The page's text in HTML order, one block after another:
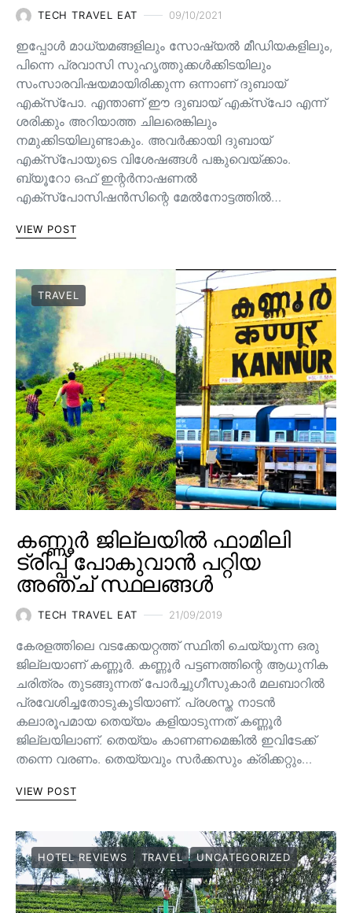
TECH TRAVEL EAT 09/10/2021
ഇപ്പോൾ മാധ്യമങ്ങളിലും സോഷ്യൽ മീഡിയകളിലും,
പിന്നെ പ്രവാസി സുഹൃത്തുക്കൾക്കിടയിലും
സംസാരവിഷയമായിരിക്കുന്ന ഒന്നാണ് ദുബായ്
എക്സ്പോ. എന്താണ് ഈ ദുബായ് എക്സ്പോ എന്ന്
ശരിക്കും അറിയാത്ത ചിലരെങ്കിലും
നമുക്കിടയിലുണ്ടാകും. അവർക്കായി ദുബായ്
എക്സ്പോയുടെ വിശേഷങ്ങൾ പങ്കുവെയ്ക്കാം.
ബ്യൂറോ ഒഫ് ഇന്റർനാഷണൽ
എക്സ്പോസിഷൻസിന്റെ മേൽനോട്ടത്തിൽ…
VIEW POST
TRAVEL
കണ്ണൂർ ജില്ലയിൽ ഫാമിലി
ട്രിപ്പ് പോകുവാൻ പറ്റിയ
അഞ്ച് സ്ഥലങ്ങൾ
TECH TRAVEL EAT 21/09/2019
കേരളത്തിലെ വടക്കേയറ്റത്ത് സ്ഥിതി ചെയ്യുന്ന ഒരു
ജില്ലയാണ് കണ്ണൂർ. കണ്ണൂർ പട്ടണത്തിന്റെ ആധുനിക
ചരിത്രം തുടങ്ങുന്നത് പോർച്ചുഗീസുകാർ മലബാറിൽ
പ്രവേശിച്ചതോടുകൂടിയാണ്. പ്രശസ്ത നാടൻ
കലാരൂപമായ തെയ്യം കളിയാടുന്നത് കണ്ണൂർ
ജില്ലയിലാണ്. തെയ്യം കാണണമെങ്കിൽ ഇവിടേക്ക്
തന്നെ വരണം. തെയ്യവും സര്‍ക്കസും ക്രിക്കറ്റും…
VIEW POST
HOTEL REVIEWS TRAVEL UNCATEGORIZED